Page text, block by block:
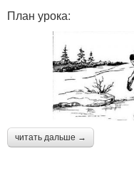
План урока:
читать дальше →